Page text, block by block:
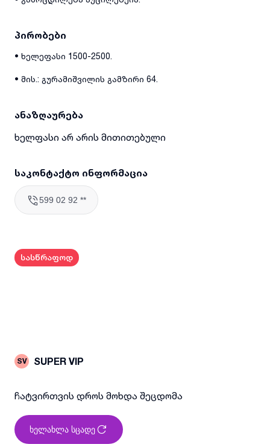
პირობები
• ხელეფასი 1500-2500.
• მის.: გურამიშვილის გამზირი 64.
ანაზღაურება
ხელფასი არ არის მითითებული
საკონტაქტო ინფორმაცია
599 02 92 **
სასწრაფოდ
SV SUPER VIP
ჩატვირთვის დროს მოხდა შეცდომა
ხელახლა სცადე